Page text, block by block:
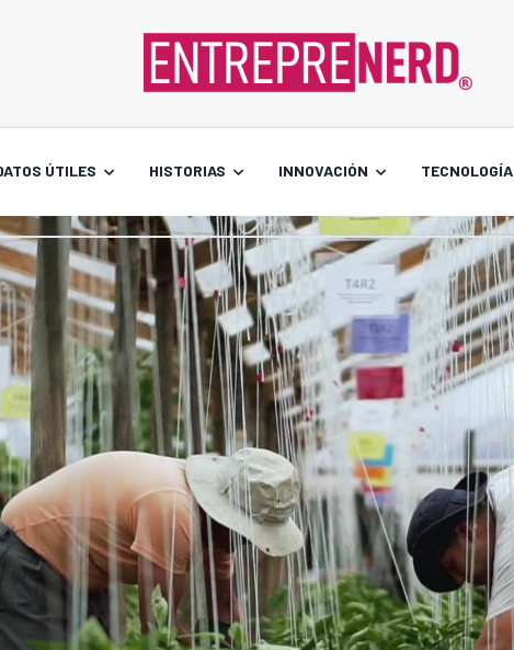
ÚTILES HISTORIAS INNOVACIÓN TECNOLOGÍA